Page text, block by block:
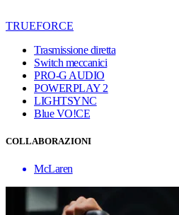
TRUEFORCE
Trasmissione diretta
Switch meccanici
PRO-G AUDIO
POWERPLAY 2
LIGHTSYNC
Blue VO!CE
COLLABORAZIONI
McLaren